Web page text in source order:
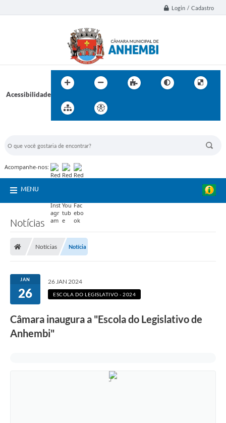
Login / Cadastro
Acessibilidade
Acompanhe-nos:
MENU
Notícias
Notícias Notícia
JAN
26
26 JAN 2024
ESCOLA DO LEGISLATIVO - 2024
Câmara inaugura a "Escola do Legislativo de
Anhembi"